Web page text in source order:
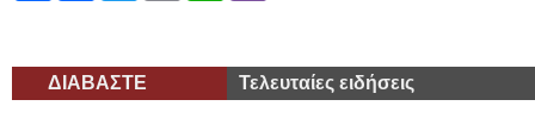
ΔΙΑΒΑΣΤΕ Τελευταίες ειδήσεις